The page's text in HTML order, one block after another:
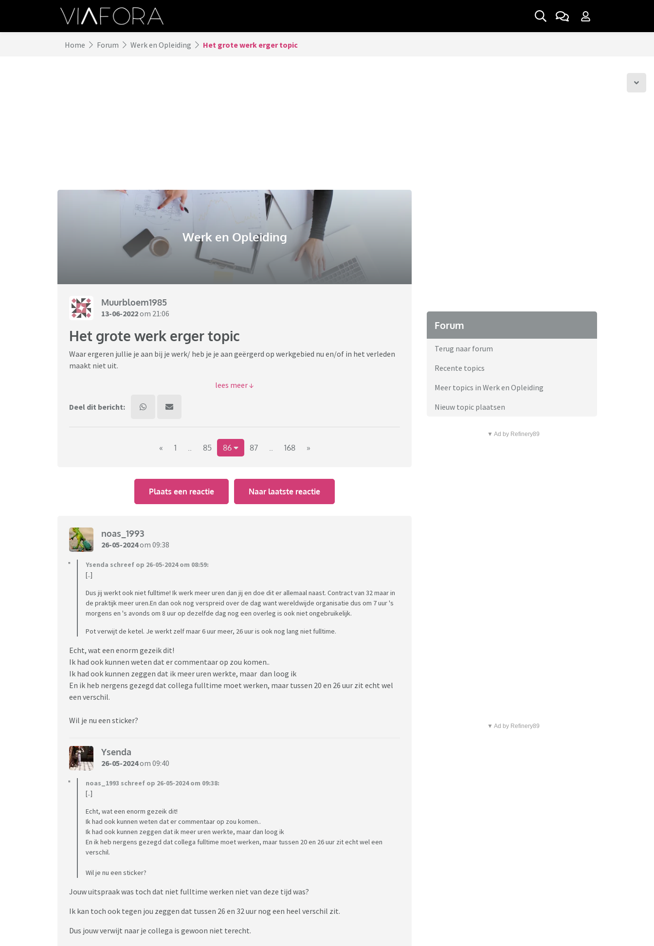
Home Forum Werk en Opleiding Het grote werk erger topic
Werk en Opleiding
Muurbloem1985
13-06-2022om 21:06
Het grote werk erger topic
Waar ergeren jullie je aan bij je werk/ heb je je aan geërgerd op werkgebied nu en/of in het verleden
maakt niet uit.
- Collega's die alles beter weten, en dat constant willen laten blijken
- Bedrijven die geen goed inwerksysteem hebben maar wel verwachten dat je alles weet.
- Het gezeur van collega's op elkaar, hoe lang iemand pauze houdt, hoe laat iemand komt werken
Heb er nog wel meer, maar dit zijn wel mijn grootste ergernissen.
Deel dit bericht:
« 1 .. 85 86 87 .. 168 »
Plaats een reactie Naar laatste reactie
noas_1993
26-05-2024om 09:38
Ysenda schreef op 26-05-2024 om 08:59:
[..]
Dus jij werkt ook niet fulltime! Ik werk meer uren dan jij en doe dit er allemaal naast. Contract van 32 maar in
de praktijk meer uren.En dan ook nog verspreid over de dag want wereldwijde organisatie dus om 7 uur 's
morgens en 's avonds om 8 uur op dezelfde dag nog een overleg is ook niet ongebruikelijk.
Pot verwijt de ketel. Je werkt zelf maar 6 uur meer, 26 uur is ook nog lang niet fulltime.
Echt, wat een enorm gezeik dit!
Ik had ook kunnen weten dat er commentaar op zou komen..
Ik had ook kunnen zeggen dat ik meer uren werkte, maar dan loog ik
En ik heb nergens gezegd dat collega fulltime moet werken, maar tussen 20 en 26 uur zit echt wel
een verschil.
Wil je nu een sticker?
Ysenda
26-05-2024om 09:40
noas_1993 schreef op 26-05-2024 om 09:38:
[..]
Echt, wat een enorm gezeik dit!
Ik had ook kunnen weten dat er commentaar op zou komen..
Ik had ook kunnen zeggen dat ik meer uren werkte, maar dan loog ik
En ik heb nergens gezegd dat collega fulltime moet werken, maar tussen 20 en 26 uur zit echt wel een
verschil.
Wil je nu een sticker?
Jouw uitspraak was toch dat niet fulltime werken niet van deze tijd was?
Ik kan toch ook tegen jou zeggen dat tussen 26 en 32 uur nog een heel verschil zit.
Dus jouw verwijt naar je collega is gewoon niet terecht.
Forum
Terug naar forum
Recente topics
Meer topics in Werk en Opleiding
Nieuw topic plaatsen
▼ Ad by Refinery89
▼ Ad by Refinery89